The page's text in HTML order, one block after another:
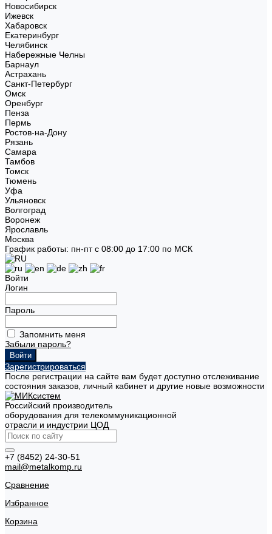
Новосибирск
Ижевск
Хабаровск
Екатеринбург
Челябинск
Набережные Челны
Барнаул
Астрахань
Санкт-Петербург
Омск
Оренбург
Пенза
Пермь
Ростов-на-Дону
Рязань
Самара
Тамбов
Томск
Тюмень
Уфа
Ульяновск
Волгоград
Воронеж
Ярославль
Москва
График работы: пн-пт с 08:00 до 17:00 по МСК
Войти
Логин
Пароль
Запомнить меня
Забыли пароль?
Зарегистрироваться
После регистрации на сайте вам будет доступно отслеживание
состояния заказов, личный кабинет и другие новые возможности
Российский производитель
оборудования для телекоммуникационной
отрасли и индустрии ЦОД
+7 (8452) 24-30-51
mail@metalkomp.ru
Сравнение
Избранное
Корзина